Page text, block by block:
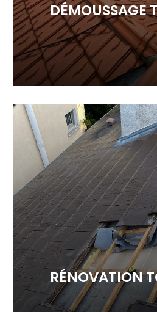
DÉMOUSSAGE
RÉNOVATION